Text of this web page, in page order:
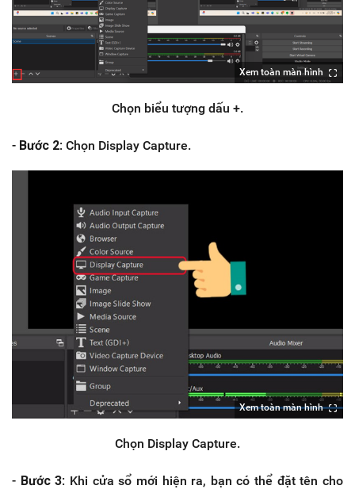
Xem toàn màn hình
Chọn biểu tượng dấu +.
- Bước 2: Chọn Display Capture.
Xem toàn màn hình
Chọn Display Capture.
- Bước 3: Khi cửa sổ mới hiện ra, bạn có thể đặt tên cho